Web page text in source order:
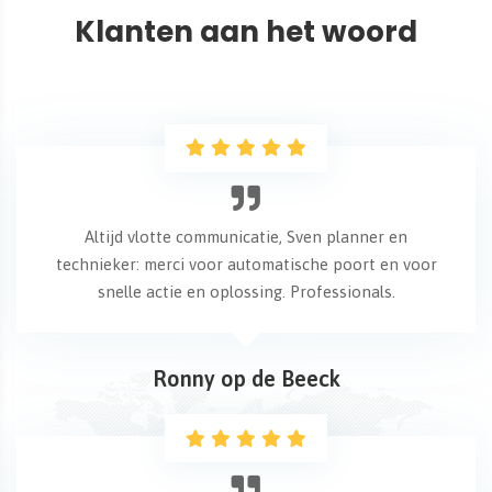
Klanten aan het woord
Ronny op de Beeck
Altijd vlotte communicatie, Sven planner en
technieker: merci voor automatische poort en voor
snelle actie en oplossing. Professionals.